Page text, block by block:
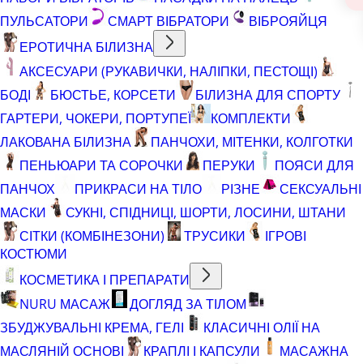
ПУЛЬСАТОРИ
СМАРТ ВІБРАТОРИ
ВІБРОЯЙЦЯ
ЕРОТИЧНА БІЛИЗНА
АКСЕСУАРИ (РУКАВИЧКИ, НАЛІПКИ, ПЕСТОЩІ)
БОДІ
БЮСТЬЕ, КОРСЕТИ
БІЛИЗНА ДЛЯ СПОРТУ
ГАРТЕРИ, ЧОКЕРИ, ПОРТУПЕЇ
КОМПЛЕКТИ
ЛАКОВАНА БІЛИЗНА
ПАНЧОХИ, МІТЕНКИ, КОЛГОТКИ
ПЕНЬЮАРИ ТА СОРОЧКИ
ПЕРУКИ
ПОЯСИ ДЛЯ
ПАНЧОХ
ПРИКРАСИ НА ТІЛО РІЗНЕ
СЕКСУАЛЬНІ
МАСКИ
СУКНІ, СПІДНИЦІ, ШОРТИ, ЛОСИНИ, ШТАНИ
СІТКИ (КОМБІНЕЗОНИ)
ТРУСИКИ
ІГРОВІ
КОСТЮМИ
КОСМЕТИКА І ПРЕПАРАТИ
NURU МАСАЖ
ДОГЛЯД ЗА ТІЛОМ
ЗБУДЖУВАЛЬНІ КРЕМА, ГЕЛІ
КЛАСИЧНІ ОЛІЇ НА
МАСЛЯНІЙ ОСНОВІ
КРАПЛІ І КАПСУЛИ
МАСАЖНА